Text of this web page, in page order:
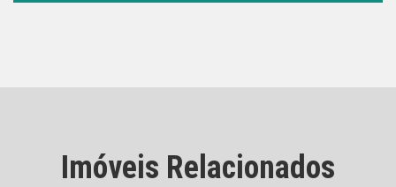
Imóveis Relacionados